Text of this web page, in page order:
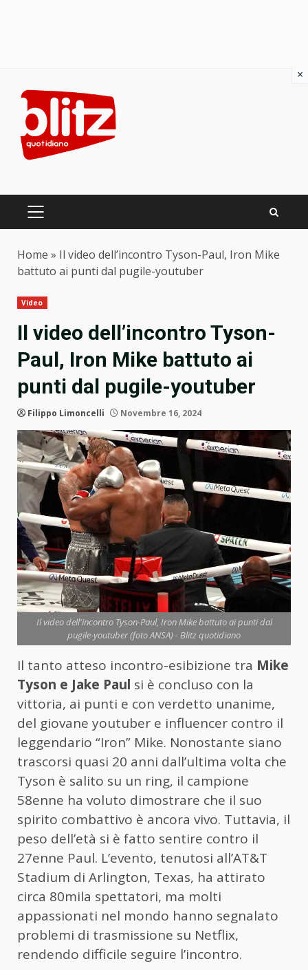
content
PRIMARY
Home » Il video dell’incontro Tyson-Paul, Iron Mike
battuto ai punti dal pugile-youtuber
Video
Il video dell’incontro Tyson-
Paul, Iron Mike battuto ai
punti dal pugile-youtuber
Filippo Limoncelli Novembre 16, 2024
Il video dell'incontro Tyson-Paul, Iron Mike battuto ai punti dal
pugile-youtuber (foto ANSA) - Blitz quotidiano
Il tanto atteso incontro-esibizione tra Mike
Tyson e Jake Paul si è concluso con la
vittoria, ai punti e con verdetto unanime,
del giovane youtuber e influencer contro il
leggendario “Iron” Mike. Nonostante siano
trascorsi quasi 20 anni dall’ultima volta che
Tyson è salito su un ring, il campione
58enne ha voluto dimostrare che il suo
spirito combattivo è ancora vivo. Tuttavia, il
peso dell’età si è fatto sentire contro il
27enne Paul. L’evento, tenutosi all’AT&T
Stadium di Arlington, Texas, ha attirato
circa 80mila spettatori, ma molti
appassionati nel mondo hanno segnalato
problemi di trasmissione su Netflix,
rendendo difficile seguire l’incontro.
×